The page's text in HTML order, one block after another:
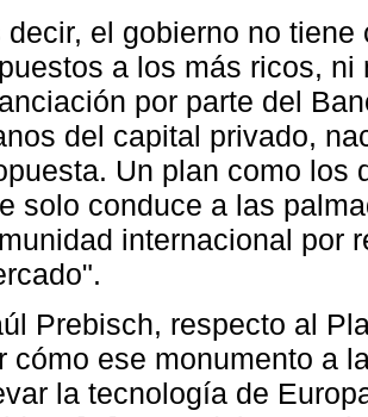
decir, el gobierno no
a los más ricos,
por parte del
del capital privado,
Un plan como los
solo conduce a las
internacional por
Prebisch, respecto al
cómo ese monumento a
la tecnología de